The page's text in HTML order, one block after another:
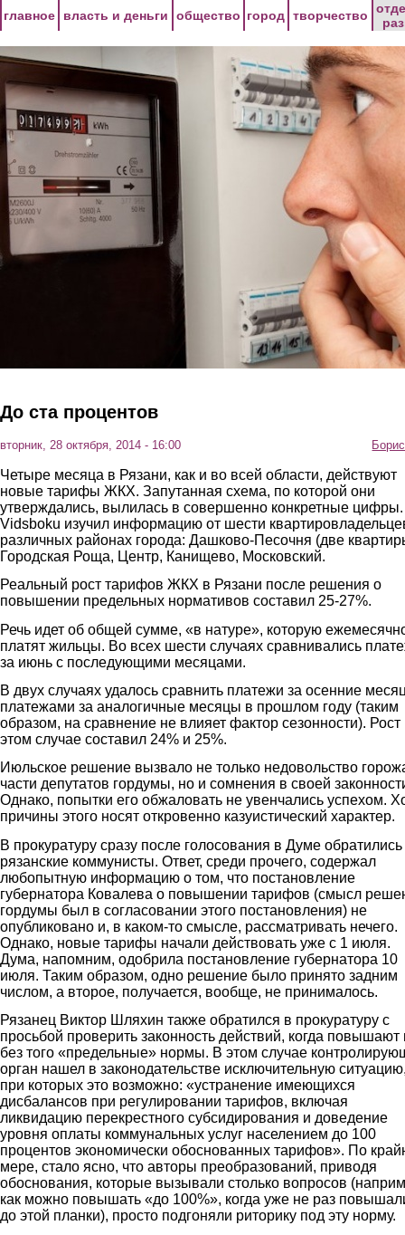
главное власть и деньги общество город творчество
До ста процентов
вторник, 28 октября, 2014 - 16:00
Четыре месяца в Рязани, как и во всей области, действуют
новые тарифы ЖКХ. Запутанная схема, по которой они
утверждались, вылилась в совершенно конкретные цифры.
Vidsboku изучил информацию от шести
различных районах города: Дашково-Песочня (две
Городская Роща, Центр, Канищево, Московский.
Реальный рост тарифов ЖКХ в Рязани после решения о
повышении предельных нормативов составил 25-27%.
Речь идет об общей сумме, «в натуре», которую
платят жильцы. Во всех шести случаях сравнивались
за июнь с последующими месяцами.
В двух случаях удалось сравнить платежи за осенние
платежами за аналогичные месяцы в прошлом году (таким
образом, на сравнение не влияет фактор сезонности). Рост
этом случае составил 24% и 25%.
Июльское решение вызвало не только недовольство
части депутатов гордумы, но и сомнения в своей
Однако, попытки его обжаловать не увенчались успехом.
причины этого носят откровенно казуистический характер.
В прокуратуру сразу после голосования в Думе обратились
рязанские коммунисты. Ответ, среди прочего, содержал
любопытную информацию о том, что постановление
губернатора Ковалева о повышении тарифов (смысл
гордумы был в согласовании этого постановления) не
опубликовано и, в каком-то смысле, рассматривать нечего.
Однако, новые тарифы начали действовать уже с 1 июля.
Дума, напомним, одобрила постановление губернатора 10
июля. Таким образом, одно решение было принято задним
числом, а второе, получается, вообще, не принималось.
Рязанец Виктор Шляхин также обратился в прокуратуру с
просьбой проверить законность действий, когда повышают
без того «предельные» нормы. В этом случае
орган нашел в законодательстве исключительную
при которых это возможно: «устранение имеющихся
дисбалансов при регулировании тарифов, включая
ликвидацию перекрестного субсидирования и доведение
уровня оплаты коммунальных услуг населением до 100
процентов экономически обоснованных тарифов». По
мере, стало ясно, что авторы преобразований, приводя
обоснования, которые вызывали столько вопросов
как можно повышать «до 100%», когда уже не раз
до этой планки), просто подгоняли риторику под эту норму.